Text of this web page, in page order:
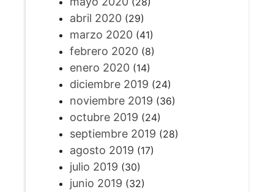
abril 2020(29)
marzo 2020(41)
febrero 2020(8)
enero 2020(14)
diciembre 2019 (24)
noviembre 2019 (36)
octubre 2019 (24)
septiembre 2019 (28)
agosto 2019 (17)
julio 2019 (30)
junio 2019 (32)